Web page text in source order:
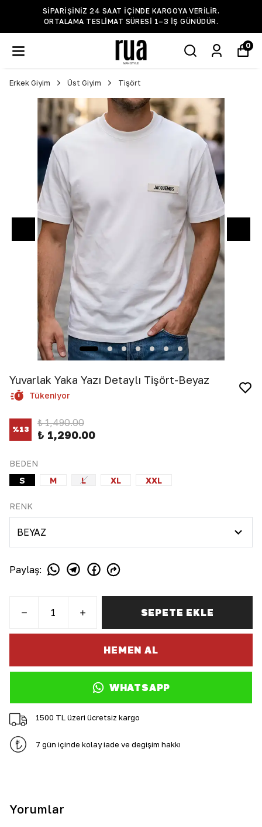
SIPARIŞINIZ 24 SAAT IÇINDE KARGOYA VERILIR.
ORTALAMA TESLIMAT SÜRESI 1–3 IŞ GÜNÜDÜR.
0
Erkek Giyim Üst Giyim Tişört
Yuvarlak Yaka Yazı Detaylı Tişört-Beyaz
Tükeniyor
%13
₺ 1,490.00
₺ 1,290.00
BEDEN
S
M L XL XXL
RENK
Paylaş:
SEPETE EKLE
HEMEN AL
WHATSAPP
1500 TL üzeri ücretsiz kargo
7 gün içinde kolay iade ve değişim hakkı
Yorumlar